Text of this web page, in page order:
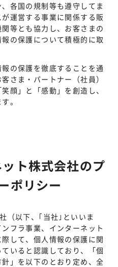
各国の規制等も遵守してま
運営する事業に関係する販
等とも協力し、お客さまの
の保護について積極的に取
の保護を徹底することを通
さま・パートナー（社員）
顔」と「感動」を創造し、
。
ト株式会社のプ
ポリシー
（以下、｢当社｣といいま
フラ事業、インターネット
して、個人情報の保護に関
いると認識しており、「個
」を以下のとおり定め、全